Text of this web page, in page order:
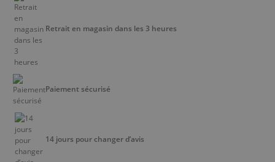
Retrait en magasin dans les 3 heures
Paiement sécurisé
14 jours pour changer d’avis